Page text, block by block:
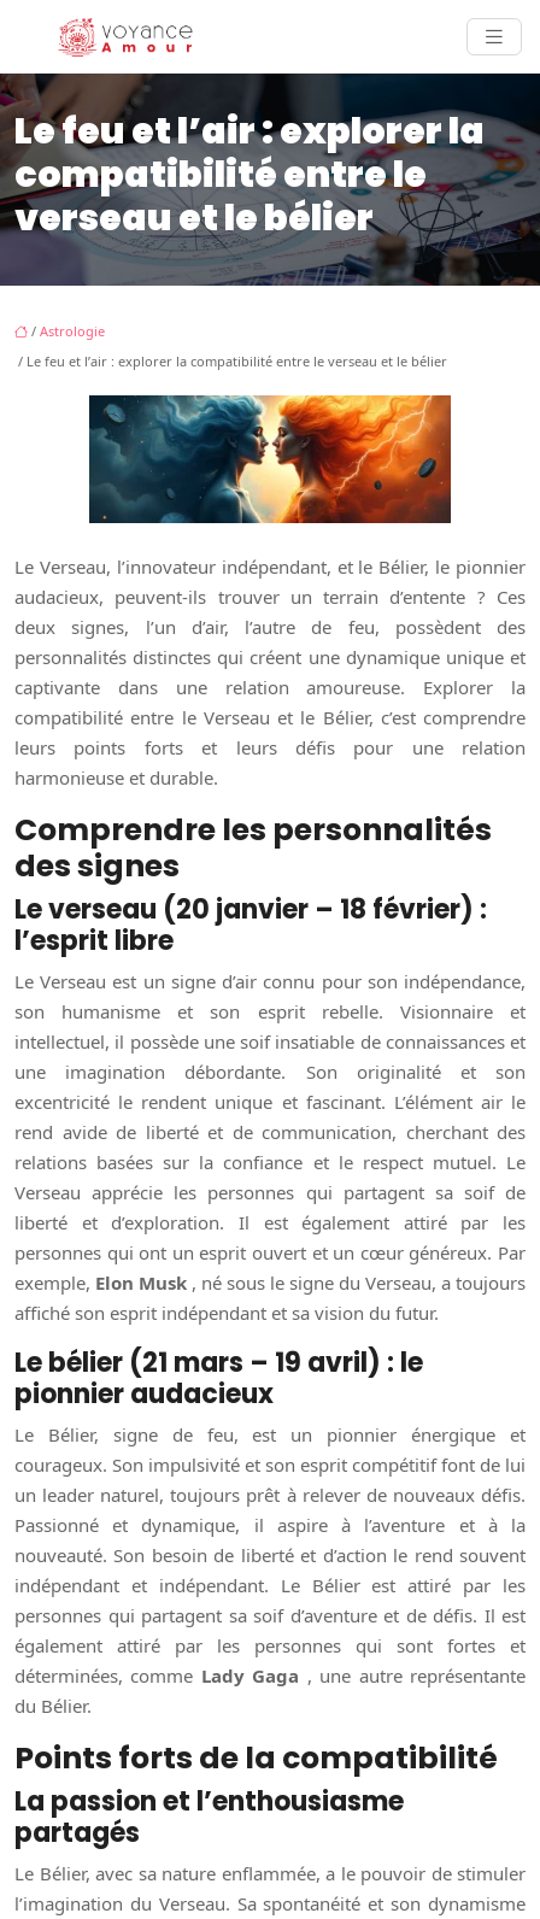
Le feu et l’air : explorer la
compatibilité entre le
verseau et le bélier
/ Astrologie
/ Le feu et l’air : explorer la compatibilité entre le verseau et le bélier
Le Verseau, l’innovateur indépendant, et le Bélier, le pionnier
audacieux, peuvent-ils trouver un terrain d’entente ? Ces
deux signes, l’un d’air, l’autre de feu, possèdent des
personnalités distinctes qui créent une dynamique unique et
captivante dans une relation amoureuse. Explorer la
compatibilité entre le Verseau et le Bélier, c’est comprendre
leurs points forts et leurs défis pour une relation
harmonieuse et durable.
Comprendre les personnalités
des signes
Le verseau (20 janvier – 18 février) :
l’esprit libre
Le Verseau est un signe d’air connu pour son indépendance,
son humanisme et son esprit rebelle. Visionnaire et
intellectuel, il possède une soif insatiable de connaissances et
une imagination débordante. Son originalité et son
excentricité le rendent unique et fascinant. L’élément air le
rend avide de liberté et de communication, cherchant des
relations basées sur la confiance et le respect mutuel. Le
Verseau apprécie les personnes qui partagent sa soif de
liberté et d’exploration. Il est également attiré par les
personnes qui ont un esprit ouvert et un cœur généreux. Par
exemple, Elon Musk , né sous le signe du Verseau, a toujours
affiché son esprit indépendant et sa vision du futur.
Le bélier (21 mars – 19 avril) : le
pionnier audacieux
Le Bélier, signe de feu, est un pionnier énergique et
courageux. Son impulsivité et son esprit compétitif font de lui
un leader naturel, toujours prêt à relever de nouveaux défis.
Passionné et dynamique, il aspire à l’aventure et à la
nouveauté. Son besoin de liberté et d’action le rend souvent
indépendant et indépendant. Le Bélier est attiré par les
personnes qui partagent sa soif d’aventure et de défis. Il est
également attiré par les personnes qui sont fortes et
déterminées, comme Lady Gaga , une autre représentante
du Bélier.
Points forts de la compatibilité
La passion et l’enthousiasme
partagés
Le Bélier, avec sa nature enflammée, a le pouvoir de stimuler
l’imagination du Verseau. Sa spontanéité et son dynamisme